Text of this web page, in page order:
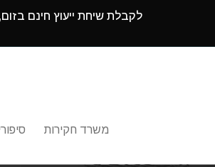
לקבלת שיחת ייעוץ חינם
משרד חקירות